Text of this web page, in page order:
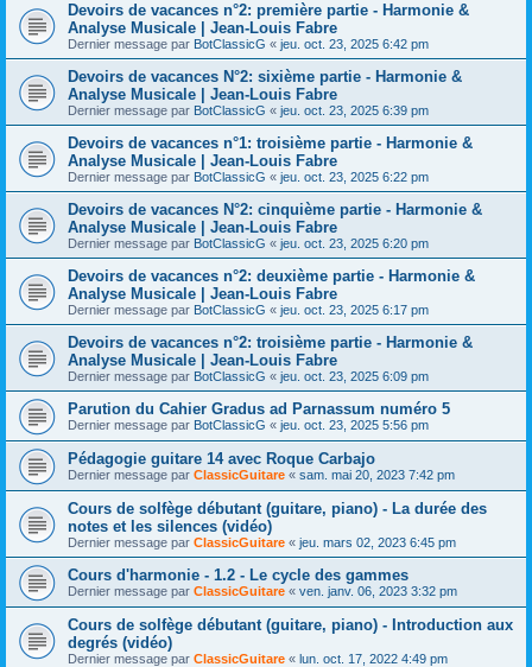
Devoirs de vacances n°2: première partie - Harmonie &
Analyse Musicale | Jean-Louis Fabre
Dernier message par BotClassicG « jeu. oct. 23, 2025 6:42 pm
Devoirs de vacances N°2: sixième partie - Harmonie &
Analyse Musicale | Jean-Louis Fabre
Dernier message par BotClassicG « jeu. oct. 23, 2025 6:39 pm
Devoirs de vacances n°1: troisième partie - Harmonie &
Analyse Musicale | Jean-Louis Fabre
Dernier message par BotClassicG « jeu. oct. 23, 2025 6:22 pm
Devoirs de vacances N°2: cinquième partie - Harmonie &
Analyse Musicale | Jean-Louis Fabre
Dernier message par BotClassicG « jeu. oct. 23, 2025 6:20 pm
Devoirs de vacances n°2: deuxième partie - Harmonie &
Analyse Musicale | Jean-Louis Fabre
Dernier message par BotClassicG « jeu. oct. 23, 2025 6:17 pm
Devoirs de vacances n°2: troisième partie - Harmonie &
Analyse Musicale | Jean-Louis Fabre
Dernier message par BotClassicG « jeu. oct. 23, 2025 6:09 pm
Parution du Cahier Gradus ad Parnassum numéro 5
Dernier message par BotClassicG « jeu. oct. 23, 2025 5:56 pm
Pédagogie guitare 14 avec Roque Carbajo
Dernier message par ClassicGuitare « sam. mai 20, 2023 7:42 pm
Cours de solfège débutant (guitare, piano) - La durée des
notes et les silences (vidéo)
Dernier message par ClassicGuitare « jeu. mars 02, 2023 6:45 pm
Cours d'harmonie - 1.2 - Le cycle des gammes
Dernier message par ClassicGuitare « ven. janv. 06, 2023 3:32 pm
Cours de solfège débutant (guitare, piano) - Introduction aux
degrés (vidéo)
Dernier message par ClassicGuitare « lun. oct. 17, 2022 4:49 pm